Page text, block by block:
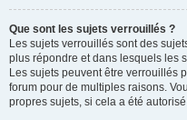
Que sont les sujets verrouillés ?
Les sujets verrouillés sont des
plus répondre et dans lesquels les
Les sujets peuvent être verrouillés
forum pour de multiples raisons.
propres sujets, si cela a été